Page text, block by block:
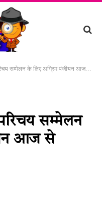
सम्मेलन के लिए अग्रिम पंजीयन आज से शुरू….
परिचय सम्मेलन
आज से